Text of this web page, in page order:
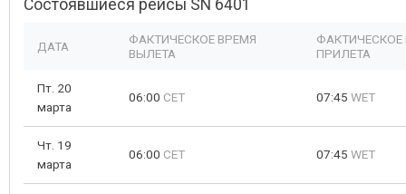
Состоявшиеся рейсы SN 6401
ДАТА
ФАКТИЧЕСКОЕ ВРЕМЯ
ВЫЛЕТА
ФАКТИЧЕСКОЕ
ПРИЛЕТА
Пт. 20
марта
06:00 CET 07:45 WET
Чт. 19
марта
06:00 CET 07:45 WET